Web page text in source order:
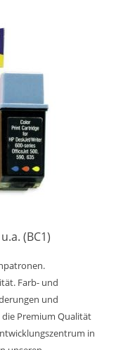
(BC1)
Farb- und
und
Premium Qualität
in